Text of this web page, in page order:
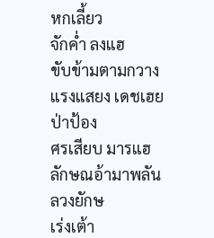
หกเลี้ยว
จักค่ำ ลงแฮ
ขับข้ามตามกวาง
แรงแสยง เดชเฮย
ป่าป้อง
ศรเสียบ มารแฮ
ลักษณอ้ามาพลัน
ลวงยักษ
เร่งเต้า